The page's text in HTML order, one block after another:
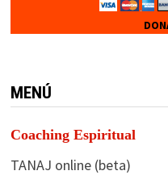
MENÚ
Coaching Espiritual
TANAJ online (beta)